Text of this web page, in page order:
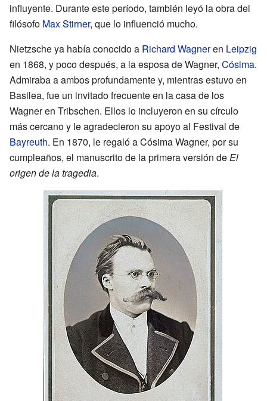
influyente. Durante este período, también leyó la obra del
filósofo Max Stirner, que lo influenció mucho.
Nietzsche ya había conocido a Richard Wagneren Leipzig
en 1868, y poco después, a la esposa de Wagner, Cósima.
Admiraba a ambos profundamente y, mientras estuvo en
Basilea, fue un invitado frecuente en la casa de los
Wagner en Tribschen. Ellos lo incluyeron en su círculo
más cercano y le agradecieron su apoyo al Festival de
Bayreuth. En 1870, le regaló a Cósima Wagner, por su
cumpleaños, el manuscrito de la primera versión de El
origen de la tragedia.